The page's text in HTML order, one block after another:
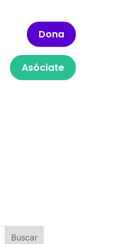
Dona
Asóciate